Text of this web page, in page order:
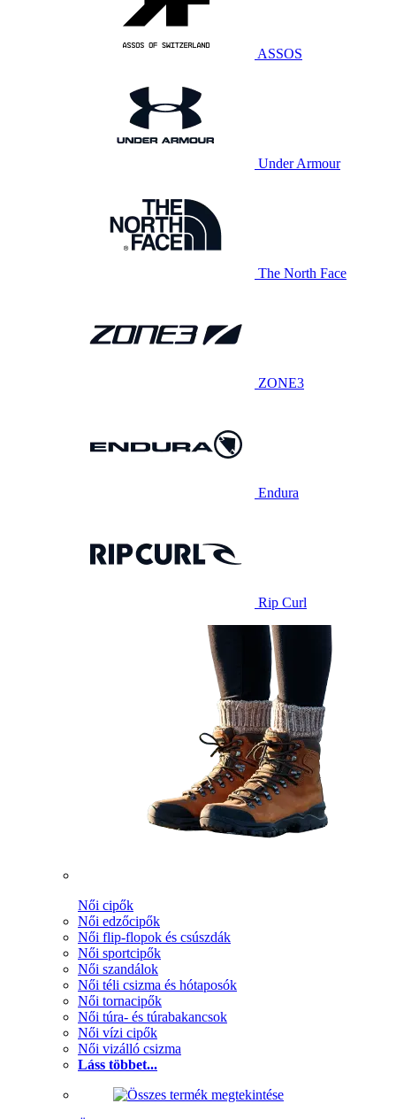
ASSOS
Under Armour
The North Face
ZONE3
Endura
Rip Curl
Női cipők
Női edzőcipők
Női flip-flopok és csúszdák
Női sportcipők
Női szandálok
Női téli csizma és hótaposók
Női tornacipők
Női túra- és túrabakancsok
Női vízi cipők
Női vizálló csizma
Láss többet...